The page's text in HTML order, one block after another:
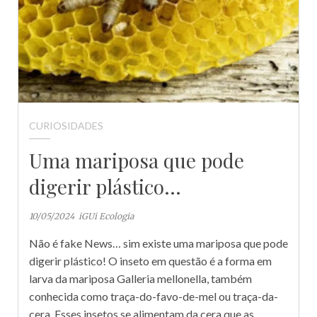
CURIOSIDADES
Uma mariposa que pode
digerir plástico…
10/05/2024 iGUi Ecologia
Não é fake News… sim existe uma mariposa que pode
digerir plástico! O inseto em questão é a forma em
larva da mariposa Galleria mellonella, também
conhecida como traça-do-favo-de-mel ou traça-da-
cera. Esses insetos se alimentam da cera que as